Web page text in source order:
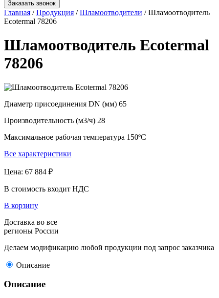
Заказать звонок
Главная /Продукция /Шламоотводители /Шламоотводитель
Ecotermal 78206
Шламоотводитель Ecotermal
78206
Диаметр присоединения DN (мм) 65
Производительность (м3/ч) 28
Максимальное рабочая температура 150ºC
Все характеристики
Цена: 67 884 ₽
В стоимость входит НДС
В корзину
Доставка во все
регионы России
Делаем модификацию любой продукции под запрос заказчика
Описание
Описание